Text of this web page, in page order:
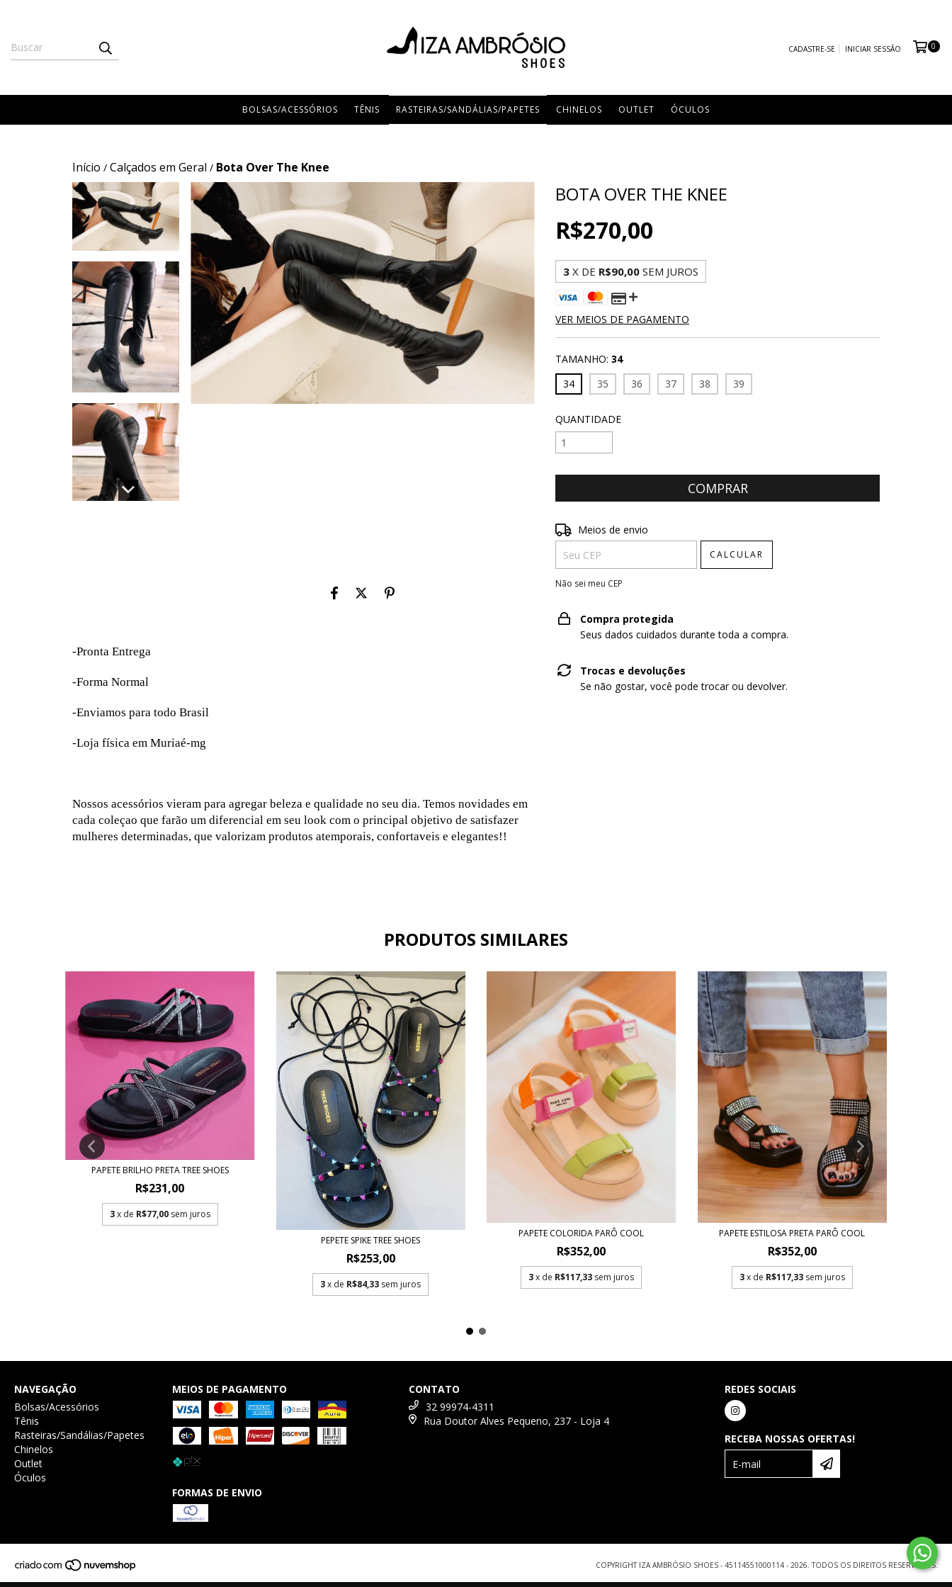
CADASTRE-SE INICIAR SESSÃO 0
BOLSAS/ACESSÓRIOS TÊNIS RASTEIRAS/SANDÁLIAS/PAPETES CHINELOS OUTLET ÓCULOS
Início / Calçados em Geral / Bota Over The Knee
-Pronta Entrega
-Forma Normal
-Enviamos para todo Brasil
-Loja física em Muriaé-mg
Nossos acessórios vieram para agregar beleza e qualidade no seu dia. Temos novidades em
cada coleçao que farão um diferencial em seu look com o principal objetivo de satisfazer
mulheres determinadas, que valorizam produtos atemporais, confortaveis e elegantes!!
BOTA OVER THE KNEE
R$270,00
3 X DE R$90,00 SEM JUROS
VER MEIOS DE PAGAMENTO
TAMANHO: 34
34
35 36 37 38 39
QUANTIDADE
Entregas para o CEP:
Meios de envio
CALCULAR
Não sei meu CEP
Compra protegida
Seus dados cuidados durante toda a compra.
Trocas e devoluções
Se não gostar, você pode trocar ou devolver.
PRODUTOS SIMILARES
PAPETE BRILHO PRETA TREE SHOES
R$231,00
3x de R$77,00 sem juros
PEPETE SPIKE TREE SHOES
R$253,00
3x de R$84,33 sem juros
PAPETE COLORIDA PARÔ COOL
R$352,00
3x de R$117,33 sem juros
PAPETE ESTILOSA PRETA PARÔ COOL
R$352,00
3x de R$117,33 sem juros
NAVEGAÇÃO
Bolsas/Acessórios
Tênis
Rasteiras/Sandálias/Papetes
Chinelos
Outlet
Óculos
MEIOS DE PAGAMENTO
FORMAS DE ENVIO
CONTATO
32 99974-4311
Rua Doutor Alves Pequeno, 237 - Loja 4
REDES SOCIAIS
RECEBA NOSSAS OFERTAS!
COPYRIGHT IZA AMBRÓSIO SHOES - 45114551000114 - 2026. TODOS OS DIREITOS RESERVADOS.